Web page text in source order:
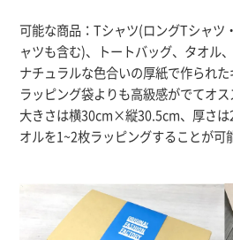
可能な商品：Tシャツ(ロングTシャツ
ャツも含む)、トートバッグ、タオル
ナチュラルな色合いの厚紙で作られた
ラッピング袋よりも高級感がでてオス
大きさは横30cm×縦30.5cm、厚さは
オルを1~2枚ラッピングすることが可